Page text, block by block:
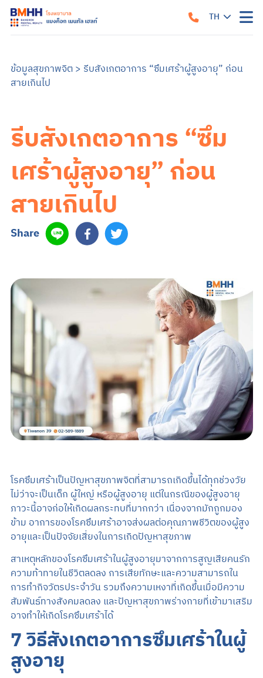
TH
หน้าแรก
เกี่ยวกับเรา
บริการของเรา
บริการสำหรับผู้ป่วยนอก
ศูนย์รักษาโรคซึมเศร้าครบวงจร
การบำบัด
บริการสำหรับผู้ป่วยใน
อาการและการรักษา
ซึมเศร้า
วิตกกังวล
จิตเภท
อารมณ์สองขั้ว
สมองเสื่อม
ออทิสติก หรือภาวะออทิสติกสเปกตรัม (ASD)
สมาธิสั้น
โรคแพนิค
ภาวะเครียดหลังเผชิญเหตุการณ์รุนแรง
ข้อมูลสุขภาพ
ข้อมูลสุขภาพจิต
แบบทดสอบสุขภาพจิต
ข่าวสารและบริการ
ค้นหาแพทย์
TH
EN
นัดหมายแพทย์
02-589-1889
ข้อมูลสุขภาพจิต> รีบสังเกตอาการ “ซึมเศร้าผู้สูงอายุ” ก่อน
สายเกินไป
รีบสังเกตอาการ “ซึม
เศร้าผู้สูงอายุ” ก่อน
สายเกินไป
Share
โรคซึมเศร้าเป็นปัญหาสุขภาพจิตที่สามารถเกิดขึ้นได้ทุกช่วงวัย
ไม่ว่าจะเป็นเด็ก ผู้ใหญ่ หรือผู้สูงอายุ แต่ในกรณีของผู้สูงอายุ
ภาวะนี้อาจก่อให้เกิดผลกระทบที่มากกว่า เนื่องจากมักถูกมอง
ข้าม อาการของโรคซึมเศร้าอาจส่งผลต่อคุณภาพชีวิตของผู้สูง
อายุและเป็นปัจจัยเสี่ยงในการเกิดปัญหาสุขภาพ
สาเหตุหลักของโรคซึมเศร้าในผู้สูงอายุมาจากการสูญเสียคนรัก
ความท้าทายในชีวิตลดลง การเสียทักษะและความสามารถใน
การทำกิจวัตรประจำวัน รวมถึงความเหงาที่เกิดขึ้นเมื่อมีความ
สัมพันธ์ทางสังคมลดลง และปัญหาสุขภาพร่างกายที่เข้ามาเสริม
อาจทำให้เกิดโรคซึมเศร้าได้
7 วิธีสังเกตอาการซึมเศร้าในผู้
สูงอายุ